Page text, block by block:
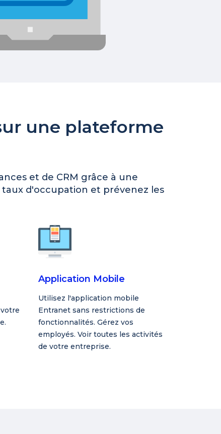
une plateforme
et de CRM grâce à une
d'occupation et prévenez les
Application Mobile
Utilisez l'application mobile
Entranet sans restrictions de
fonctionnalités. Gérez vos
employés. Voir toutes les activités
de votre entreprise.